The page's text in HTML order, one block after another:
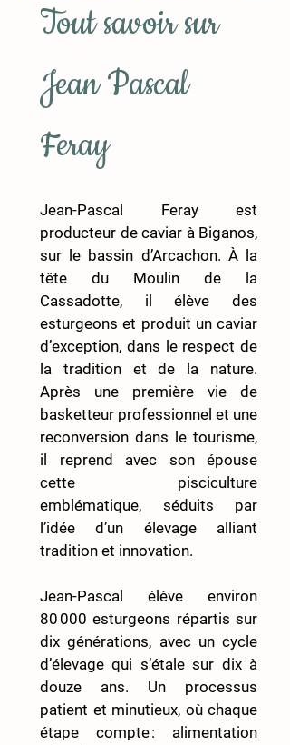
Tout savoir sur
Jean Pascal
Feray
Jean-Pascal Feray est
producteur de caviar à Biganos,
sur le bassin d’Arcachon. À la
tête du Moulin de la
Cassadotte, il élève des
esturgeons et produit un caviar
d’exception, dans le respect de
la tradition et de la nature.
Après une première vie de
basketteur professionnel et une
reconversion dans le tourisme,
il reprend avec son épouse
cette pisciculture
emblématique, séduits par
l’idée d’un élevage alliant
tradition et innovation.
Jean-Pascal élève environ
80 000 esturgeons répartis sur
dix générations, avec un cycle
d’élevage qui s’étale sur dix à
douze ans. Un processus
patient et minutieux, où chaque
étape compte : alimentation